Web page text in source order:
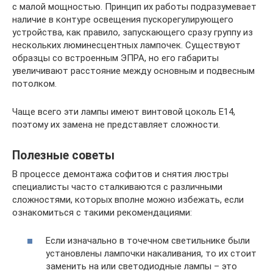
с малой мощностью. Принцип их работы подразумевает
наличие в контуре освещения пускорегулирующего
устройства, как правило, запускающего сразу группу из
нескольких люминесцентных лампочек. Существуют
образцы со встроенным ЭПРА, но его габариты
увеличивают расстояние между основным и подвесным
потолком.
Чаще всего эти лампы имеют винтовой цоколь E14,
поэтому их замена не представляет сложности.
Полезные советы
В процессе демонтажа софитов и снятия люстры
специалисты часто сталкиваются с различными
сложностями, которых вполне можно избежать, если
ознакомиться с такими рекомендациями:
Если изначально в точечном светильнике были
установлены лампочки накаливания, то их стоит
заменить на или светодиодные лампы – это